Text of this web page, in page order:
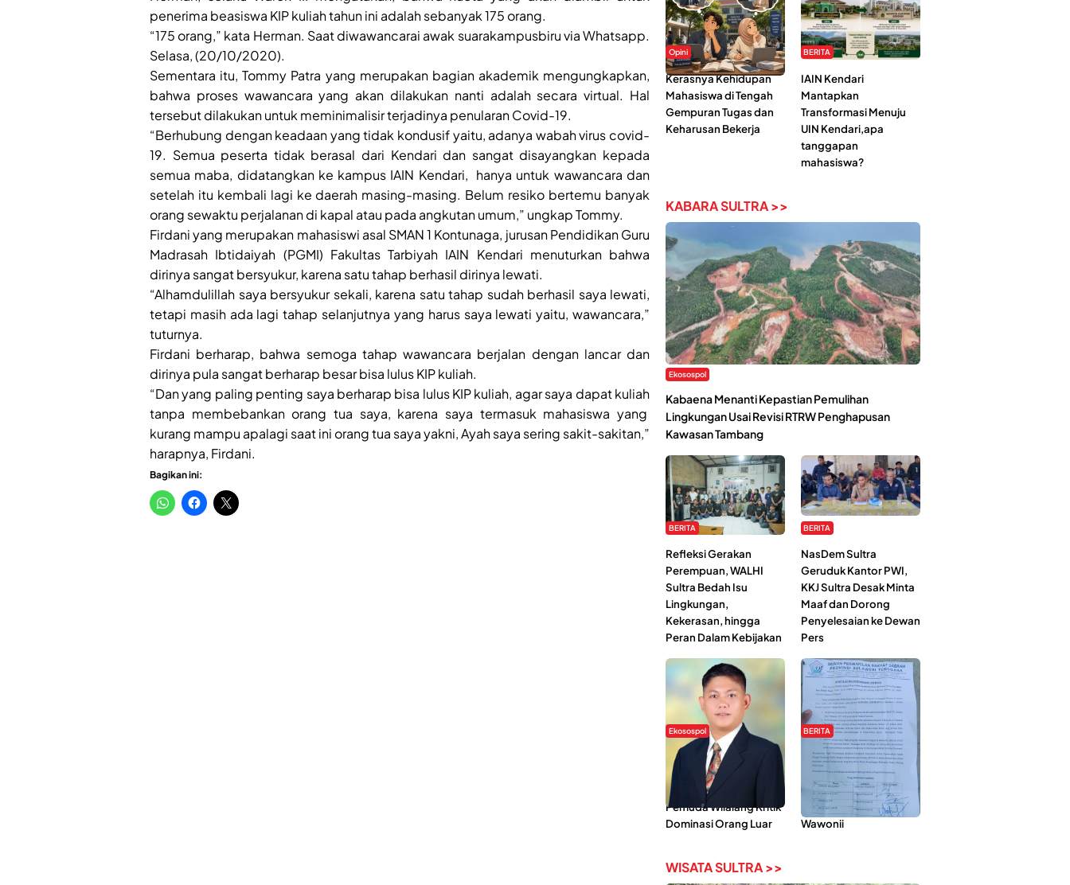
penerima beasiswa KIP kuliah tahun ini adalah sebanyak 175 orang.
“175 orang,” kata Herman. Saat diwawancarai awak suarakampusbiru via Whatsapp.
Selasa, (20/10/2020).
Sementara itu, Tommy Patra yang merupakan bagian akademik mengungkapkan,
bahwa proses wawancara yang akan dilakukan nanti adalah secara virtual. Hal
tersebut dilakukan untuk meminimalisir terjadinya penularan Covid-19.
“Berhubung dengan keadaan yang tidak kondusif yaitu, adanya wabah virus covid-
19. Semua peserta tidak berasal dari Kendari dan sangat disayangkan kepada
semua maba, didatangkan ke kampus IAIN Kendari, hanya untuk wawancara dan
setelah itu kembali lagi ke daerah masing-masing. Belum resiko bertemu banyak
orang sewaktu perjalanan di kapal atau pada angkutan umum,” ungkap Tommy.
Firdani yang merupakan mahasiswi asal SMAN 1 Kontunaga, jurusan Pendidikan Guru
Madrasah Ibtidaiyah (PGMI) Fakultas Tarbiyah IAIN Kendari menuturkan bahwa
dirinya sangat bersyukur, karena satu tahap berhasil dirinya lewati.
“Alhamdulillah saya bersyukur sekali, karena satu tahap sudah berhasil saya lewati,
tetapi masih ada lagi tahap selanjutnya yang harus saya lewati yaitu, wawancara,”
tuturnya.
Firdani berharap, bahwa semoga tahap wawancara berjalan dengan lancar dan
dirinya pula sangat berharap besar bisa lulus KIP kuliah.
“Dan yang paling penting saya berharap bisa lulus KIP kuliah, agar saya dapat kuliah
tanpa membebankan orang tua saya, karena saya termasuk mahasiswa yang
kurang mampu apalagi saat ini orang tua saya yakni, Ayah saya sering sakit-sakitan,”
harapnya, Firdani.
Bagikan ini:
Opini
Kerasnya Kehidupan
Mahasiswa di Tengah
Gempuran Tugas dan
Keharusan Bekerja
BERITA
IAIN Kendari
Mantapkan
Transformasi Menuju
UIN Kendari,apa
tanggapan
mahasiswa?
KABARA SULTRA >>
Ekosospol
Kabaena Menanti Kepastian Pemulihan
Lingkungan Usai Revisi RTRW Penghapusan
Kawasan Tambang
BERITA
Refleksi Gerakan
Perempuan, WALHI
Sultra Bedah Isu
Lingkungan,
Kekerasan, hingga
Peran Dalam Kebijakan
BERITA
NasDem Sultra
Geruduk Kantor PWI,
KKJ Sultra Desak Minta
Maaf dan Dorong
Penyelesaian ke Dewan
Pers
Ekosospol
Slogan Pemberdayaan
Lokal Dinilai Hanya
Pemanis, Tokoh
Pemuda Wilalang Kritik
Dominasi Orang Luar
BERITA
Hipmawani Bersama
DPRD Sultra Sepakati
RDP Perihal IUP
Pertambangan di Pulau
Wawonii
WISATA SULTRA >>